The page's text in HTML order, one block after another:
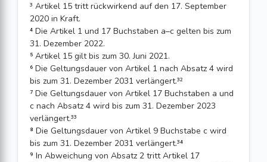
³ Artikel 15 tritt rückwirkend auf den 17. September
2020 in Kraft.
⁴ Die Artikel 1 und 17 Buchstaben a–c gelten bis zum
31. Dezember 2022.
⁵ Artikel 15 gilt bis zum 30. Juni 2021.
⁶ Die Geltungsdauer von Artikel 1 nach Absatz 4 wird
bis zum 31. Dezember 2031 verlängert.³²
⁷ Die Geltungsdauer von Artikel 17 Buchstaben a und
c nach Absatz 4 wird bis zum 31. Dezember 2023
verlängert.³³
⁸ Die Geltungsdauer von Artikel 9 Buchstabe c wird
bis zum 31. Dezember 2031 verlängert.³⁴
⁹ In Abweichung von Absatz 2 tritt Artikel 17